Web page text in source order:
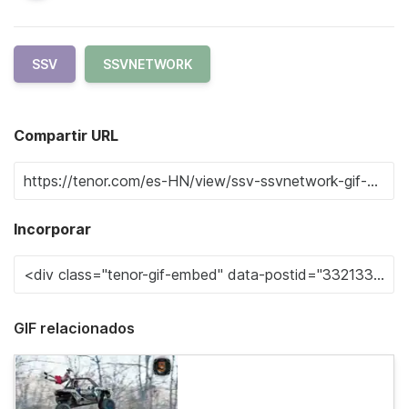
SSV SSVNETWORK
Compartir URL
Incorporar
GIF relacionados